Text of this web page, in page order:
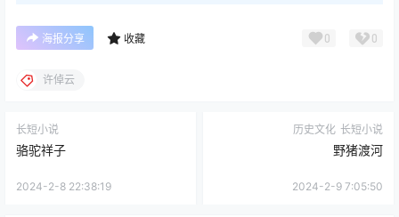
海报分享 收藏 0 0
许倬云
长短小说
骆驼祥子
2024-2-8 22:38:19
历史文化 长短小说
野猪渡河
2024-2-9 7:05:50